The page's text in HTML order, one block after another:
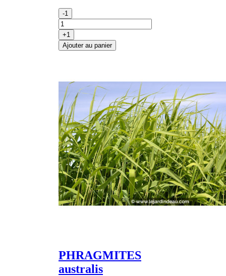
-1
+1
Ajouter au panier
PHRAGMITES
australis